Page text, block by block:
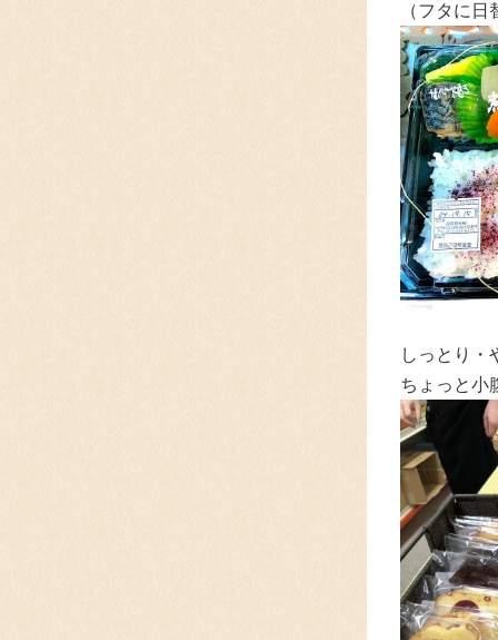
（フタに
しっとり・
ちょっと小